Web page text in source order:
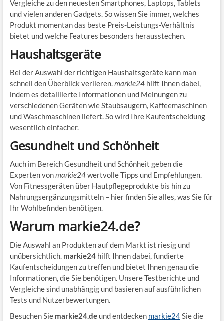
Vergleiche zu den neuesten Smartphones, Laptops, Tablets
und vielen anderen Gadgets. So wissen Sie immer, welches
Produkt momentan das beste Preis-Leistungs-Verhältnis
bietet und welche Features besonders herausstechen.
Haushaltsgeräte
Bei der Auswahl der richtigen Haushaltsgeräte kann man
schnell den Überblick verlieren.markie24hilft Ihnen dabei,
indem es detaillierte Informationen und Meinungen zu
verschiedenen Geräten wie Staubsaugern, Kaffeemaschinen
und Waschmaschinen liefert. So wird Ihre Kaufentscheidung
wesentlich einfacher.
Gesundheit und Schönheit
Auch im Bereich Gesundheit und Schönheit geben die
Experten vonmarkie24wertvolle Tipps und Empfehlungen.
Von Fitnessgeräten über Hautpflegeprodukte bis hin zu
Nahrungsergänzungsmitteln – hier finden Sie alles, was Sie für
Ihr Wohlbefinden benötigen.
Warum markie24.de?
Die Auswahl an Produkten auf dem Markt ist riesig und
unübersichtlich. markie24hilft Ihnen dabei, fundierte
Kaufentscheidungen zu treffen und bietet Ihnen genau die
Informationen, die Sie benötigen. Unsere Testberichte und
Vergleiche sind unabhängig und basieren auf ausführlichen
Tests und Nutzerbewertungen.
Besuchen Sie markie24.deund entdecken markie24Sie die